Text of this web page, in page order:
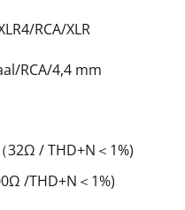
RCA/XLR
RCA/4,4 mm
32Ω / THD+N＜1%)
/THD+N＜1%)